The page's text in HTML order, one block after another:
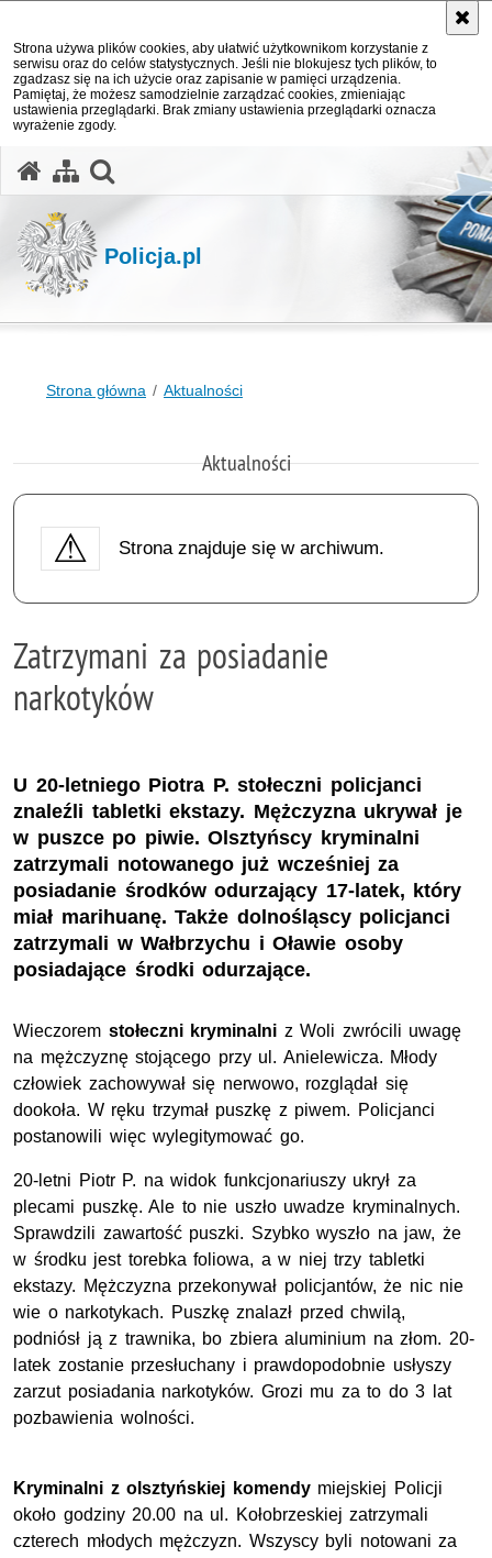
Strona używa plików cookies, aby ułatwić użytkownikom korzystanie z
serwisu oraz do celów statystycznych. Jeśli nie blokujesz tych plików, to
zgadzasz się na ich użycie oraz zapisanie w pamięci urządzenia.
Pamiętaj, że możesz samodzielnie zarządzać cookies, zmieniając
ustawienia przeglądarki. Brak zmiany ustawienia przeglądarki oznacza
wyrażenie zgody.
Policja.pl
Strona główna Aktualności
Aktualności
Strona znajduje się w archiwum.
Zatrzymani za posiadanie
narkotyków
U 20-letniego Piotra P. stołeczni policjanci
znaleźli tabletki ekstazy. Mężczyzna ukrywał je
w puszce po piwie. Olsztyńscy kryminalni
zatrzymali notowanego już wcześniej za
posiadanie środków odurzający 17-latek, który
miał marihuanę. Także dolnośląscy policjanci
zatrzymali w Wałbrzychu i Oławie osoby
posiadające środki odurzające.
Wieczorem stołeczni kryminalni z Woli zwrócili uwagę
na mężczyznę stojącego przy ul. Anielewicza. Młody
człowiek zachowywał się nerwowo, rozglądał się
dookoła. W ręku trzymał puszkę z piwem. Policjanci
postanowili więc wylegitymować go.
20-letni Piotr P. na widok funkcjonariuszy ukrył za
plecami puszkę. Ale to nie uszło uwadze kryminalnych.
Sprawdzili zawartość puszki. Szybko wyszło na jaw, że
w środku jest torebka foliowa, a w niej trzy tabletki
ekstazy. Mężczyzna przekonywał policjantów, że nic nie
wie o narkotykach. Puszkę znalazł przed chwilą,
podniósł ją z trawnika, bo zbiera aluminium na złom. 20-
latek zostanie przesłuchany i prawdopodobnie usłyszy
zarzut posiadania narkotyków. Grozi mu za to do 3 lat
pozbawienia wolności.
Kryminalni z olsztyńskiej komendymiejskiej Policji
około godziny 20.00 na ul. Kołobrzeskiej zatrzymali
czterech młodych mężczyzn. Wszyscy byli notowani za